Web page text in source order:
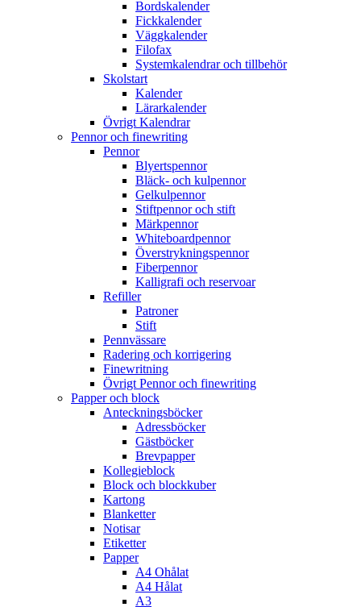
Bordskalender
Fickkalender
Väggkalender
Filofax
Systemkalendrar och tillbehör
Skolstart
Kalender
Lärarkalender
Övrigt Kalendrar
Pennor och finewriting
Pennor
Blyertspennor
Bläck- och kulpennor
Gelkulpennor
Stiftpennor och stift
Märkpennor
Whiteboardpennor
Överstrykningspennor
Fiberpennor
Kalligrafi och reservoar
Refiller
Patroner
Stift
Pennvässare
Radering och korrigering
Finewritning
Övrigt Pennor och finewriting
Papper och block
Anteckningsböcker
Adressböcker
Gästböcker
Brevpapper
Kollegieblock
Block och blockkuber
Kartong
Blanketter
Notisar
Etiketter
Papper
A4 Ohålat
A4 Hålat
A3